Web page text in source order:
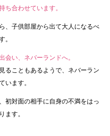
ち合わせています。
、子供部屋から出て大人になるべ
。
会い、ネバーランドへ。
ることもあるようで、ネバーラン
います。
初対面の相手に自身の不満をはっ
ます。